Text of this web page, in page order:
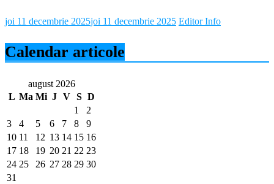
joi 11 decembrie 2025joi 11 decembrie 2025 Editor Info
Calendar articole
august 2026
L Ma Mi J V S D
1
2
3
4 5 6 7 8
9
10 11 12 13 14 15 16
17 18 19 20 21 22 23
24 25 26 27 28 29 30
31